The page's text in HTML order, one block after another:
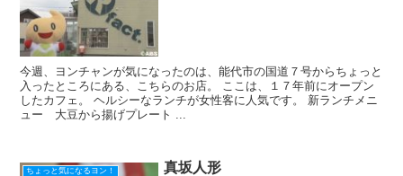
今週、ヨンチャンが気になったのは、能代市の国道７号からちょっと
入ったところにある、こちらのお店。 ここは、１７年前にオープン
したカフェ。 ヘルシーなランチが女性客に人気です。 新ランチメニ
ュー 大豆から揚げプレート ...
ちょっと気になるヨン！ 真坂人形